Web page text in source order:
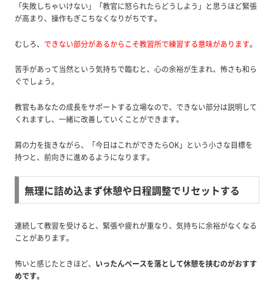
「失敗しちゃいけない」「教官に怒られたらどうしよう」と思うほど緊張
が高まり、操作もぎこちなくなりがちです。
むしろ、 できない部分があるからこそ教習所で練習する意味があります。
苦手があって当然という気持ちで臨むと、心の余裕が生まれ、怖さも和ら
ぐでしょう。
教官もあなたの成長をサポートする立場なので、できない部分は説明して
くれますし、一緒に改善していくことができます。
肩の力を抜きながら、「今日はこれができたらOK」という小さな目標を
持つと、前向きに進めるようになります。
無理に詰め込まず休憩や日程調整でリセットする
連続して教習を受けると、緊張や疲れが重なり、気持ちに余裕がなくなる
ことがあります。
怖いと感じたときほど、 いったんペースを落として休憩を挟むのがおすす
めです。